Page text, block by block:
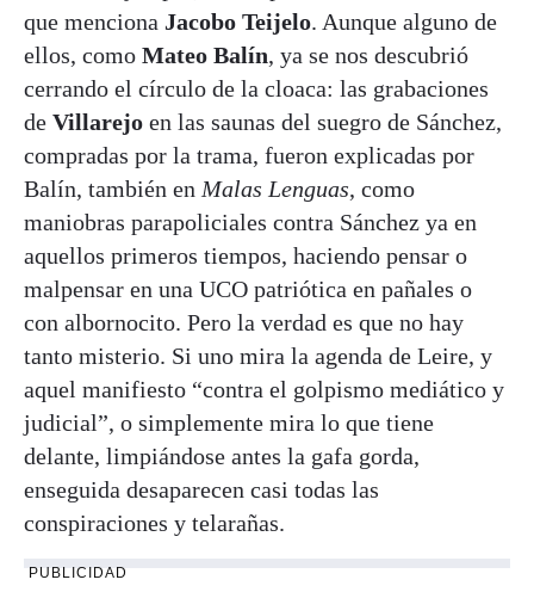
que menciona Jacobo Teijelo. Aunque alguno de
ellos, como Mateo Balín, ya se nos descubrió
cerrando el círculo de la cloaca: las grabaciones
de Villarejo en las saunas del suegro de Sánchez,
compradas por la trama, fueron explicadas por
Balín, también en Malas Lenguas, como
maniobras parapoliciales contra Sánchez ya en
aquellos primeros tiempos, haciendo pensar o
malpensar en una UCO patriótica en pañales o
con albornocito. Pero la verdad es que no hay
tanto misterio. Si uno mira la agenda de Leire, y
aquel manifiesto “contra el golpismo mediático y
judicial”, o simplemente mira lo que tiene
delante, limpiándose antes la gafa gorda,
enseguida desaparecen casi todas las
conspiraciones y telarañas.
PUBLICIDAD